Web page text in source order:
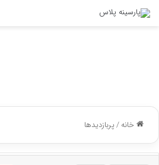
خانه/پربازدیدها